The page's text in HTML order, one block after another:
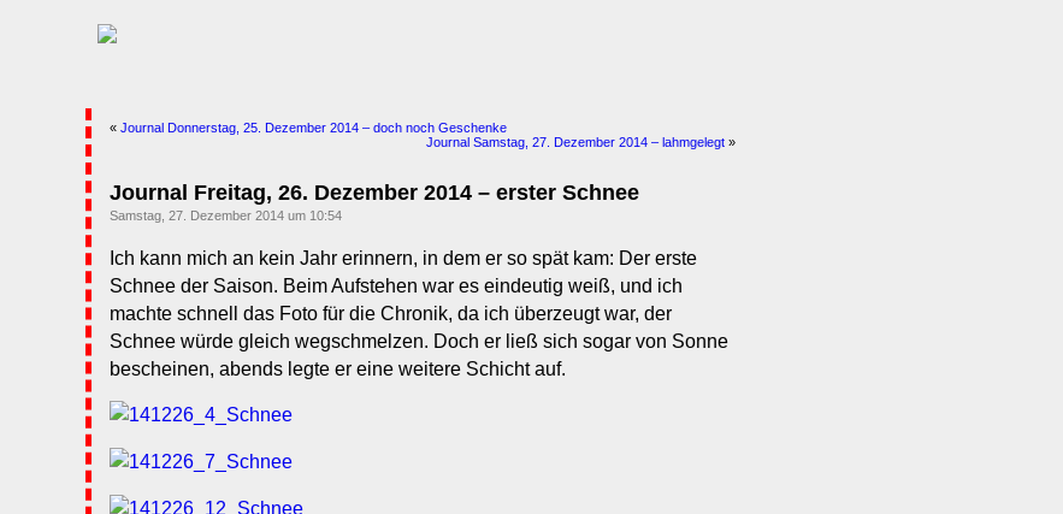
« Journal Donnerstag, 25. Dezember 2014 – doch noch Geschenke
Journal Samstag, 27. Dezember 2014 – lahmgelegt »
Journal Freitag, 26. Dezember 2014 – erster Schnee
Samstag, 27. Dezember 2014 um 10:54
Ich kann mich an kein Jahr erinnern, in dem er so spät kam: Der erste
Schnee der Saison. Beim Aufstehen war es eindeutig weiß, und ich
machte schnell das Foto für die Chronik, da ich überzeugt war, der
Schnee würde gleich wegschmelzen. Doch er ließ sich sogar von Sonne
bescheinen, abends legte er eine weitere Schicht auf.